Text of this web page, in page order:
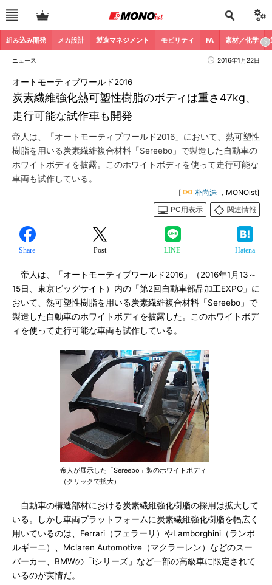
組み込み開発 メカ設計 製造マネジメント モビリティ FA 素材／化学
ニュース 2016年1月22日
炭素繊維強化熱可塑性樹脂のボディは重さ47kg、
走行可能な試作車も開発
オートモーティブワールド2016
帝人は、「オートモーティブワールド2016」において、熱可塑性
樹脂を用いる炭素繊維複合材料「Sereebo」で製造した自動車の
ホワイトボディを披露。このホワイトボディを使って走行可能な
車両も試作している。
[ 朴尚洙 ，MONOist]
PC用表示
関連情報
Share Post LINE Hatena
帝人は、「オートモーティブワールド2016」（2016年1月13～
15日、東京ビッグサイト）内の「第2回自動車部品加工EXPO」に
おいて、熱可塑性樹脂を用いる炭素繊維複合材料「Sereebo」で
製造した自動車のホワイトボディを披露した。このホワイトボデ
ィを使って走行可能な車両も試作している。
帝人が展示した「Sereebo」製のホワイトボディ
（クリックで拡大）
自動車の構造部材における炭素繊維強化樹脂の採用は拡大して
いる。しかし車両プラットフォームに炭素繊維強化樹脂を幅広く
用いているのは、Ferrari（フェラーリ）やLamborghini（ランボ
ルギーニ）、Mclaren Automotive（マクラーレン）などのスー
パーカー、BMWの「iシリーズ」など一部の高級車に限定されて
いるのが実情だ。